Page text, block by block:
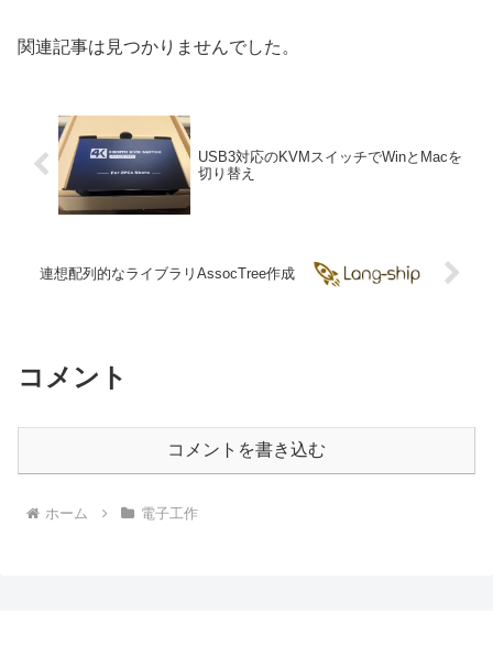
関連記事は見つかりませんでした。
USB3対応のKVMスイッチでWinとMacを
切り替え
連想配列的なライブラリAssocTree作成
コメント
コメントを書き込む
ホーム 電子工作